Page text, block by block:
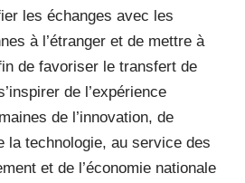
les échanges avec les
à l’étranger et de mettre à
de favoriser le transfert de
de l’expérience
de l’innovation, de
la technologie, au service des
et de l’économie nationale